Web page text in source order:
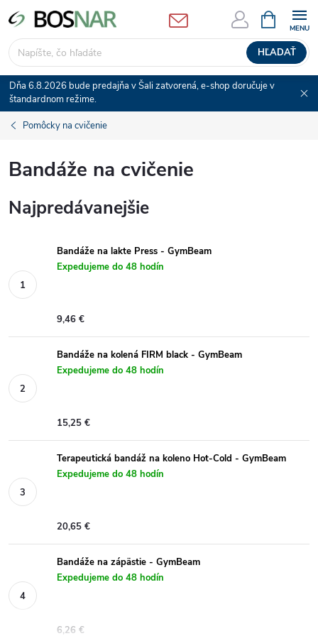
Prejsť
na
obsah
HĽADAŤ
KOŠÍK
Dňa 6.8.2026 bude predajňa v Šali zatvorená, e-shop doručuje v
štandardnom režime.
Pomôcky na cvičenie
Bandáže na cvičenie
Najpredávanejšie
Bandáže na lakte Press - GymBeam
Expedujeme do 48 hodín
9,46 €
Bandáže na kolená FIRM black - GymBeam
Expedujeme do 48 hodín
15,25 €
Terapeutická bandáž na koleno Hot-Cold - GymBeam
Expedujeme do 48 hodín
20,65 €
Bandáže na zápästie - GymBeam
Expedujeme do 48 hodín
6,26 €